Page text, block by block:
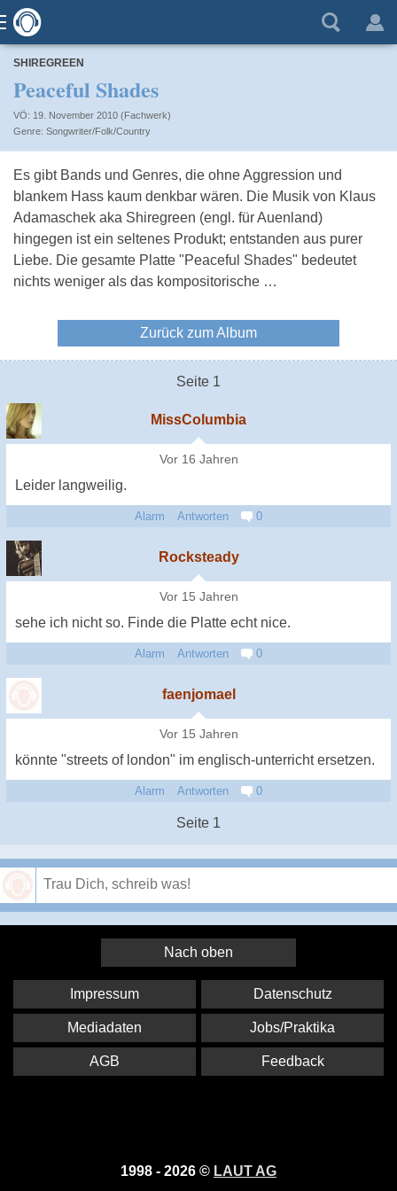
SHIREGREEN
Peaceful Shades
VÖ: 19. November 2010 (Fachwerk)
Songwriter/Folk/Country
Es gibt Bands und Genres, die ohne Aggression und
blankem Hass kaum denkbar wären. Die Musik von Klaus
Adamaschek aka Shiregreen (engl. für Auenland)
hingegen ist ein seltenes Produkt; entstanden aus purer
Liebe. Die gesamte Platte "Peaceful Shades" bedeutet
nichts weniger als das kompositorische …
Zurück zum Album
Seite 1
MissColumbia
Vor 16 Jahren
Leider langweilig.
Alarm Antworten 0
Rocksteady
Vor 15 Jahren
sehe ich nicht so. Finde die Platte echt nice.
Alarm Antworten 0
faenjomael
Vor 15 Jahren
könnte "streets of london" im englisch-unterricht ersetzen.
Alarm Antworten 0
Seite 1
Nach oben
1998 - 2026 © LAUT AG
Impressum Datenschutz
Mediadaten Jobs/Praktika
AGB Feedback